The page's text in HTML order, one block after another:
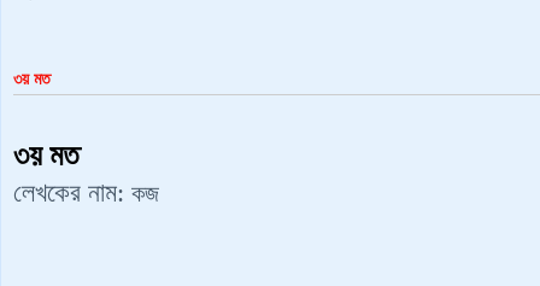
৩য় মত
৩য় মত
লেখকের নাম: কজ